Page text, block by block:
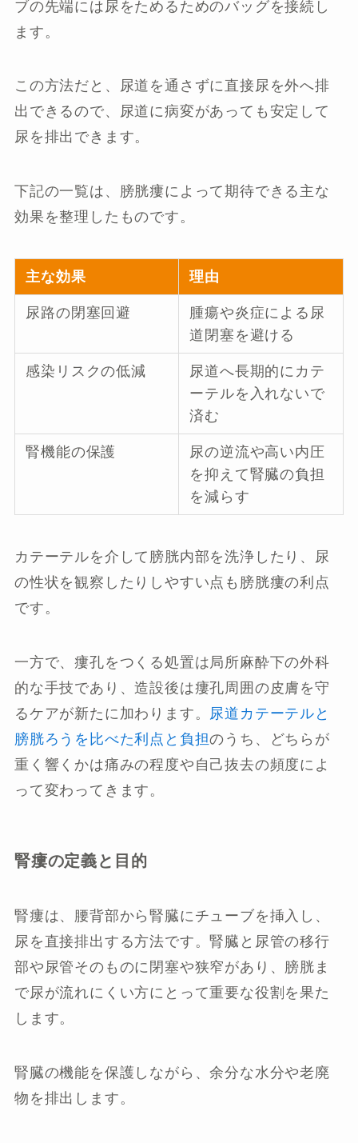
ブの先端には尿をためるためのバッグを接続し
ます。
この方法だと、尿道を通さずに直接尿を外へ排
出できるので、尿道に病変があっても安定して
尿を排出できます。
下記の一覧は、膀胱瘻によって期待できる主な
効果を整理したものです。
主な効果 理由
尿路の閉塞回避
腫瘍や炎症による尿
道閉塞を避ける
感染リスクの低減
尿道へ長期的にカテ
ーテルを入れないで
済む
腎機能の保護
尿の逆流や高い内圧
を抑えて腎臓の負担
を減らす
カテーテルを介して膀胱内部を洗浄したり、尿
の性状を観察したりしやすい点も膀胱瘻の利点
です。
一方で、瘻孔をつくる処置は局所麻酔下の外科
的な手技であり、造設後は瘻孔周囲の皮膚を守
るケアが新たに加わります。 尿道カテーテルと
膀胱ろうを比べた利点と負担のうち、どちらが
重く響くかは痛みの程度や自己抜去の頻度によ
って変わってきます。
腎瘻の定義と目的
腎瘻は、腰背部から腎臓にチューブを挿入し、
尿を直接排出する方法です。腎臓と尿管の移行
部や尿管そのものに閉塞や狭窄があり、膀胱ま
で尿が流れにくい方にとって重要な役割を果た
します。
腎臓の機能を保護しながら、余分な水分や老廃
物を排出します。